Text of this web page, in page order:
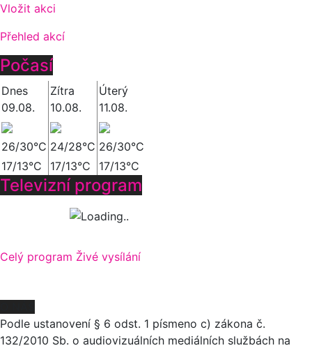
Vložit akci
Přehled akcí
Počasí
Dnes
09.08.
Zítra
10.08.
Úterý
11.08.
26/30°C 24/28°C 26/30°C
17/13°C
17/13°C 17/13°C
Televizní program
Celý program Živé vysílání
Podle ustanovení § 6 odst. 1 písmeno c) zákona č.
132/2010 Sb. o audiovizuálních mediálních službách na